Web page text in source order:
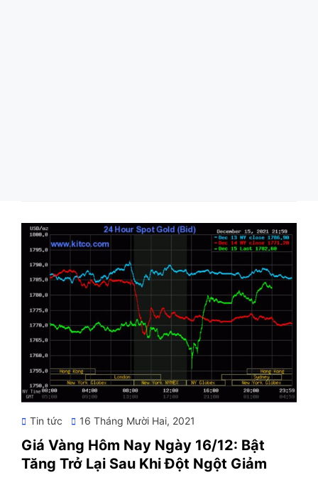
Tin tức
Posted
16 Tháng Mười Hai, 2021
Giá Vàng Hôm Nay Ngày 16/12: Bật
Tăng Trở Lại Sau Khi Đột Ngột Giảm